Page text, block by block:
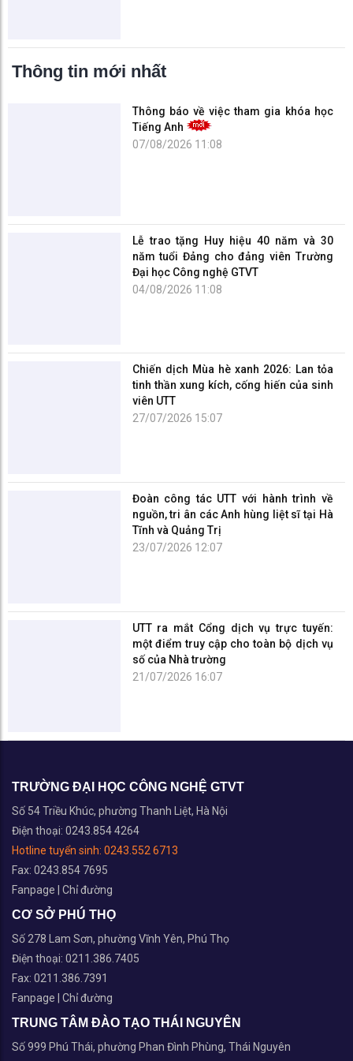
Thông tin mới nhất
Thông báo về việc tham gia khóa học
Tiếng Anh
07/08/2026 11:08
Lễ trao tặng Huy hiệu 40 năm và 30
năm tuổi Đảng cho đảng viên Trường
Đại học Công nghệ GTVT
04/08/2026 11:08
Chiến dịch Mùa hè xanh 2026: Lan tỏa
tinh thần xung kích, cống hiến của sinh
viên UTT
27/07/2026 15:07
Đoàn công tác UTT với hành trình về
nguồn, tri ân các Anh hùng liệt sĩ tại Hà
Tĩnh và Quảng Trị
23/07/2026 12:07
UTT ra mắt Cổng dịch vụ trực tuyến:
một điểm truy cập cho toàn bộ dịch vụ
số của Nhà trường
21/07/2026 16:07
TRƯỜNG ĐẠI HỌC CÔNG NGHỆ GTVT
Số 54 Triều Khúc, phường Thanh Liệt, Hà Nội
Điện thoại: 0243.854 4264
Hotline tuyển sinh: 0243.552 6713
Fax: 0243.854 7695
Fanpage
Chỉ đường
CƠ SỞ PHÚ THỌ
Số 278 Lam Sơn, phường Vĩnh Yên, Phú Thọ
Điện thoại: 0211.386.7405
Fax: 0211.386.7391
Fanpage
Chỉ đường
TRUNG TÂM ĐÀO TẠO THÁI NGUYÊN
Số 999 Phú Thái, phường Phan Đình Phùng, Thái Nguyên